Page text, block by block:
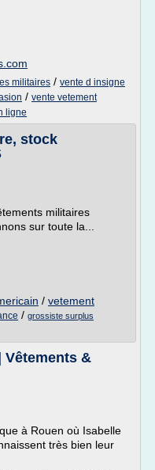
militaires / vente d insigne
/ vente vetement
ligne
stock
militaires
sur toute la...
/ vetement
/ grossiste surplus
Vêtements &
à Rouen où Isabelle
très bien leur